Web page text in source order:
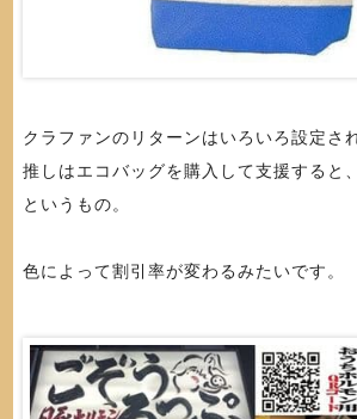
クラファンのリターンはいろいろ設定さ
推しはエコバッグを購入して支援すると
というもの。
色によって割引率が変わるみたいです。